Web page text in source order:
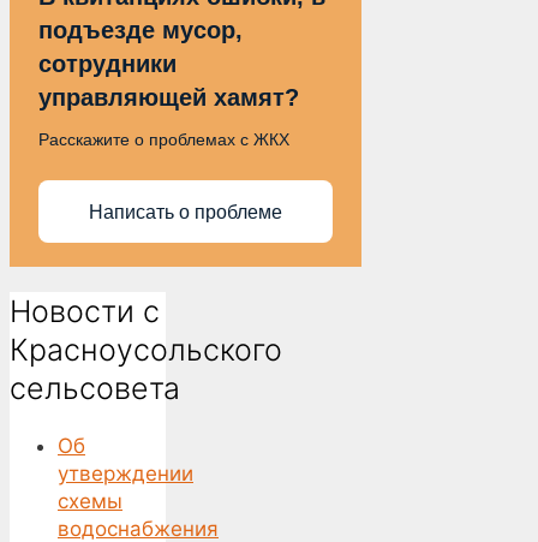
подъезде мусор,
сотрудники
управляющей хамят?
Расскажите о проблемах с ЖКХ
Написать о проблеме
Новости с
Красноусольского
сельсовета
Об
утверждении
схемы
водоснабжения